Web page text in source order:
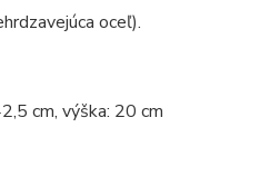
oceľ).
cm, výška: 20 cm